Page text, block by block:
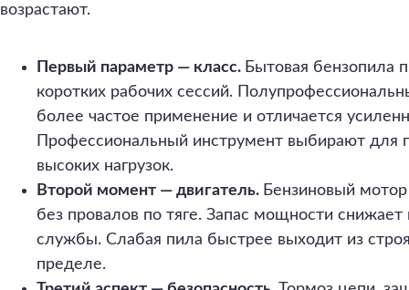
возрастают.
Первый параметр — класс. Бытовая бензопила
коротких рабочих сессий.
более частое применение и отличается
Профессиональный инструмент выбирают для
высоких нагрузок.
Второй момент — двигатель. Бензиновый
без провалов по тяге. Запас мощности
службы. Слабая пила быстрее выходит из
пределе.